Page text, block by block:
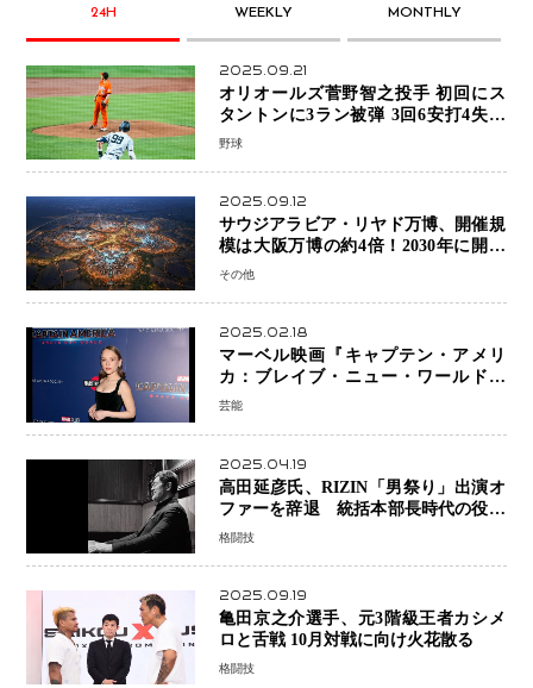
24H WEEKLY MONTHLY
2025.09.21
オリオールズ菅野智之投手 初回にス
タントンに3ラン被弾 3回6安打4失点
で降板
野球
2025.09.12
サウジアラビア・リヤド万博、開催規
模は大阪万博の約4倍！2030年に開幕
予定
その他
2025.02.18
マーベル映画『キャプテン・アメリ
カ：ブレイブ・ニュー・ワールド』
新ブラック・ウィドウ役のシラ・ハー
芸能
2025.04.19
高田延彦氏、RIZIN「男祭り」出演オ
ファーを辞退 統括本部長時代の役目
「すでに終えています」と明言
格闘技
2025.09.19
亀田京之介選手、元3階級王者カシメ
格闘技